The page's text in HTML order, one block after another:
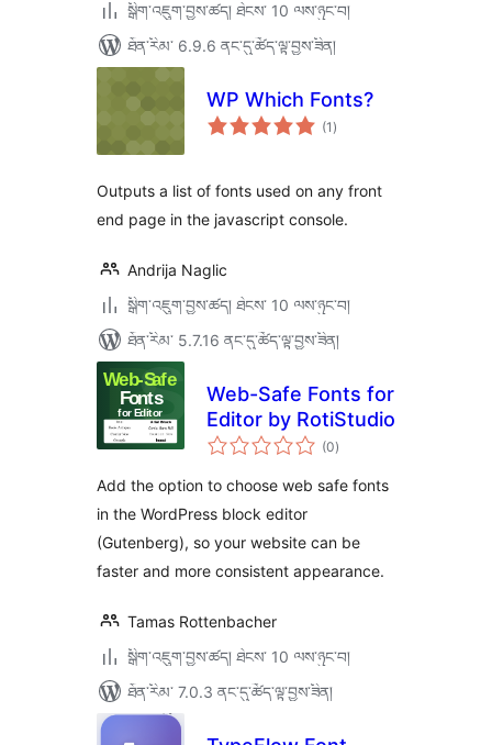
སྒྲིག་འཇུག་བྱས་ཚད། ཐེངས་ 10 ལས་ཉུང་བ།
ཐོན་རིམ་ 6.9.6 ནང་དུ་ཚོད་ལྟ་བྱས་ཟིན།
WP Which Fonts?
(1 གདེང་
འཇོག་
)
Outputs a list of fonts used on any front
end page in the javascript console.
Andrija Naglic
སྒྲིག་འཇུག་བྱས་ཚད། ཐེངས་ 10 ལས་ཉུང་བ།
ཐོན་རིམ་ 5.7.16 ནང་དུ་ཚོད་ལྟ་བྱས་ཟིན།
Web-Safe Fonts for
Editor by RotiStudio
(0གདེང་
འཇོག་
ཚང་།
)
Add the option to choose web safe fonts
in the WordPress block editor
(Gutenberg), so your website can be
faster and more consistent appearance.
Tamas Rottenbacher
སྒྲིག་འཇུག་བྱས་ཚད། ཐེངས་ 10 ལས་ཉུང་བ།
ཐོན་རིམ་ 7.0.3 ནང་དུ་ཚོད་ལྟ་བྱས་ཟིན།